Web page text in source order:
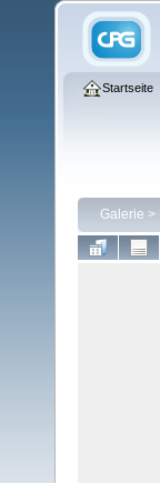
Startseite
Galerie >